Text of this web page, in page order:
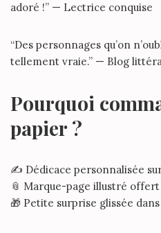
adoré !” — Lectrice conquise
“Des personnages qu’on
tellement vraie.” — Blog
Pourquoi
papier ?
✍️ Dédicace personnalisée
📎 Marque-page illustré offert
🎁 Petite surprise glissée dans